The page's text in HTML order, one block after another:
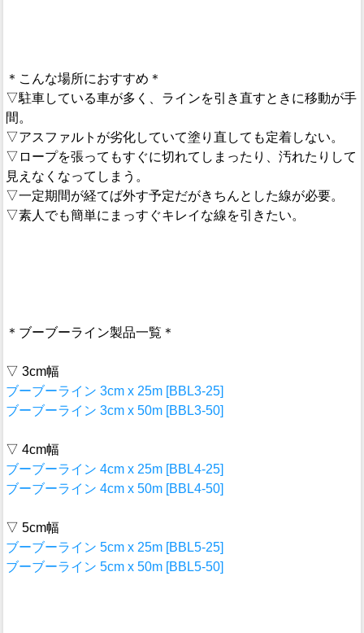
＊こんな場所におすすめ＊
▽駐車している車が多く、ラインを引き直すときに移動が手
間。
▽アスファルトが劣化していて塗り直しても定着しない。
▽ロープを張ってもすぐに切れてしまったり、汚れたりして
見えなくなってしまう。
▽一定期間が経てば外す予定だがきちんとした線が必要。
▽素人でも簡単にまっすぐキレイな線を引きたい。
＊ブーブーライン製品一覧＊
▽ 3cm幅
ブーブーライン 3cm x 25m [BBL3-25]
ブーブーライン 3cm x 50m [BBL3-50]
▽ 4cm幅
ブーブーライン 4cm x 25m [BBL4-25]
ブーブーライン 4cm x 50m [BBL4-50]
▽ 5cm幅
ブーブーライン 5cm x 25m [BBL5-25]
ブーブーライン 5cm x 50m [BBL5-50]